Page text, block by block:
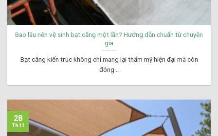
Bao lâu nên vệ sinh bạt căng một lần? Hướng dẫn chuẩn từ chuyên
gia
Bạt căng kiến trúc không chỉ mang lại thẩm mỹ hiện đại mà còn
đóng...
28
Th11